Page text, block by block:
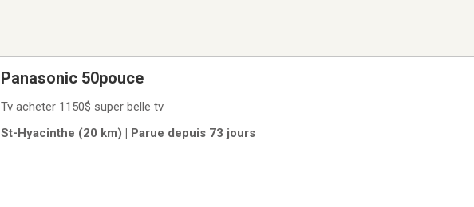
Panasonic 50pouce
Tv acheter 1150$ super belle tv
St-Hyacinthe (20 km) | Parue depuis 73 jours